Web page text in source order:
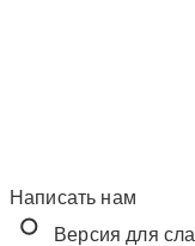
Написать нам
Версия для